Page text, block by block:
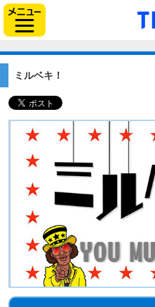
ミルベキ！